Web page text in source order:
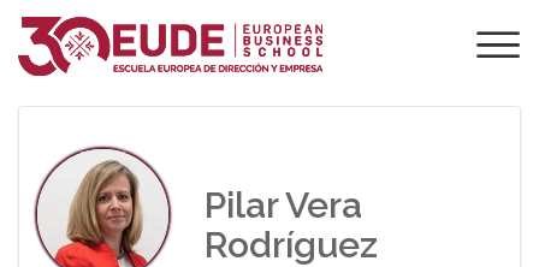
PROFESORADO DE
EUDE
Pilar Vera
Rodríguez